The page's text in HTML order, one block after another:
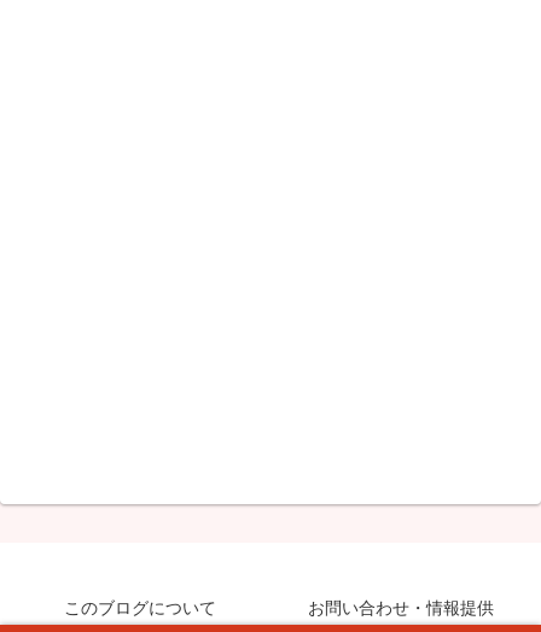
このブログについて お問い合わせ・情報提供